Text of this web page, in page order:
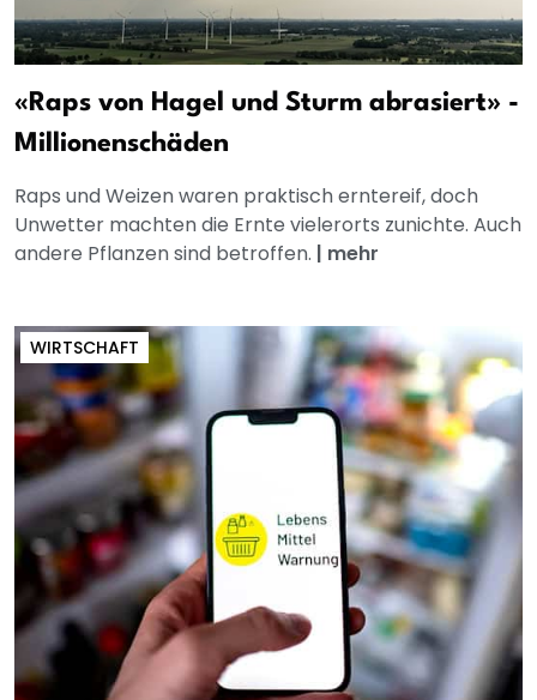
«Raps von Hagel und Sturm abrasiert» -
Millionenschäden
Raps und Weizen waren praktisch erntereif, doch
Unwetter machten die Ernte vielerorts zunichte. Auch
andere Pflanzen sind betroffen. | mehr
WIRTSCHAFT